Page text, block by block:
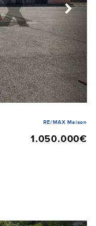
RE/MAX Maison
1.050.000€